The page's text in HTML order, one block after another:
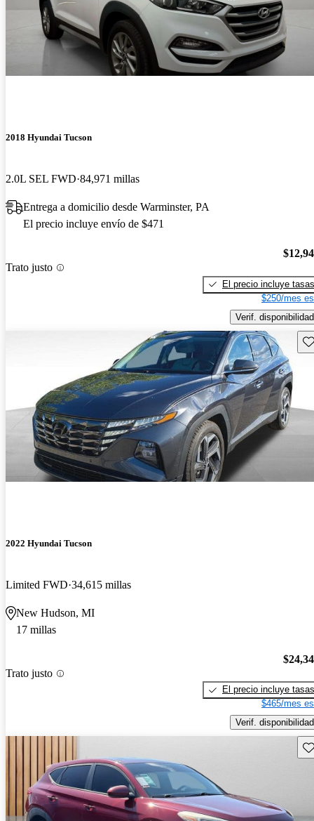
2018 Hyundai Tucson
2.0L SEL FWD 84,971 millas
Entrega a domicilio desde Warminster, PA
El precio incluye envío de $471
Trato justo
El precio incluye tasas
$250/mes
Verif. disponibilidad
2022 Hyundai Tucson
Limited FWD 34,615 millas
New Hudson, MI
17 millas
Trato justo
El precio incluye tasas
$465/mes
Verif. disponibilidad